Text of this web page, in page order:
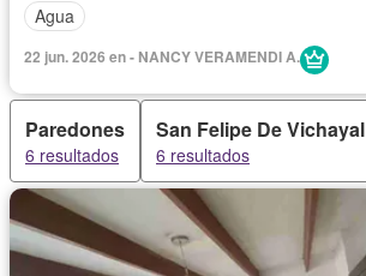
Agua
22 jun. 2026 en - NANCY VERAMENDI A.
Paredones
6 resultados
San Felipe De Vichayal
6 resultados